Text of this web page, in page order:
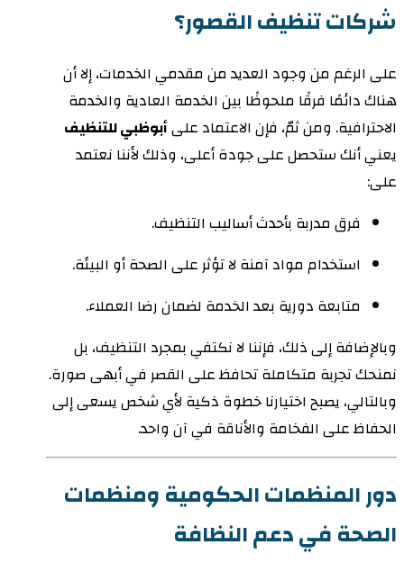
شركات تنظيف القصور؟
على الرغم من وجود العديد من مقدمي الخدمات، إلا أن
هناك دائمًا فرقًا ملحوظًا بين الخدمة العادية والخدمة
الاحترافية. ومن ثمّ، فإن الاعتماد علىأبوظبي للتنظيف
يعني أنك ستحصل على جودة أعلى، وذلك لأننا نعتمد
على:
فرق مدربة بأحدث أساليب التنظيف.
استخدام مواد آمنة لا تؤثر على الصحة أو البيئة.
متابعة دورية بعد الخدمة لضمان رضا العملاء.
وبالإضافة إلى ذلك، فإننا لا نكتفي بمجرد التنظيف، بل
نمنحك تجربة متكاملة تحافظ على القصر في أبهى صورة.
وبالتالي، يصبح اختيارنا خطوة ذكية لأي شخص يسعى إلى
الحفاظ على الفخامة والأناقة في آن واحد.
دور المنظمات الحكومية ومنظمات
الصحة في دعم النظافة